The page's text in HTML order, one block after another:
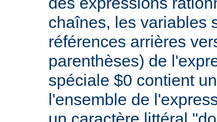
chaînes, les variables
références arrières
parenthèses) de
spéciale $0 contient
l'ensemble de